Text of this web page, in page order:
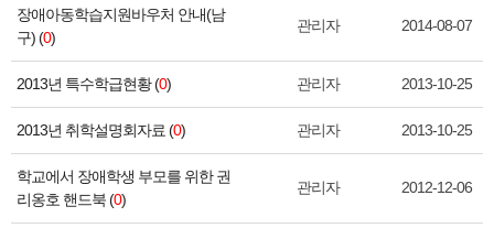
장애아동학습지원바우처 안내(남
구) (0)
관리자 2014-08-07
2013년 특수학급현황 (0) 관리자 2013-10-25
2013년 취학설명회자료 (0) 관리자 2013-10-25
학교에서 장애학생 부모를 위한 권
리옹호 핸드북 (0)
관리자 2012-12-06